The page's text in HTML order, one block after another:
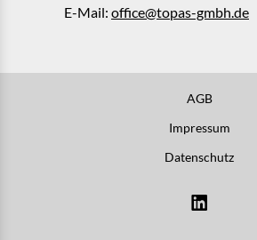
E-Mail: office@topas-gmbh.de
AGB
Impressum
Datenschutz